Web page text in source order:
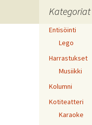
Kategoriat
Entisöinti
Lego
Harrastukset
Musiikki
Kolumni
Kotiteatteri
Karaoke